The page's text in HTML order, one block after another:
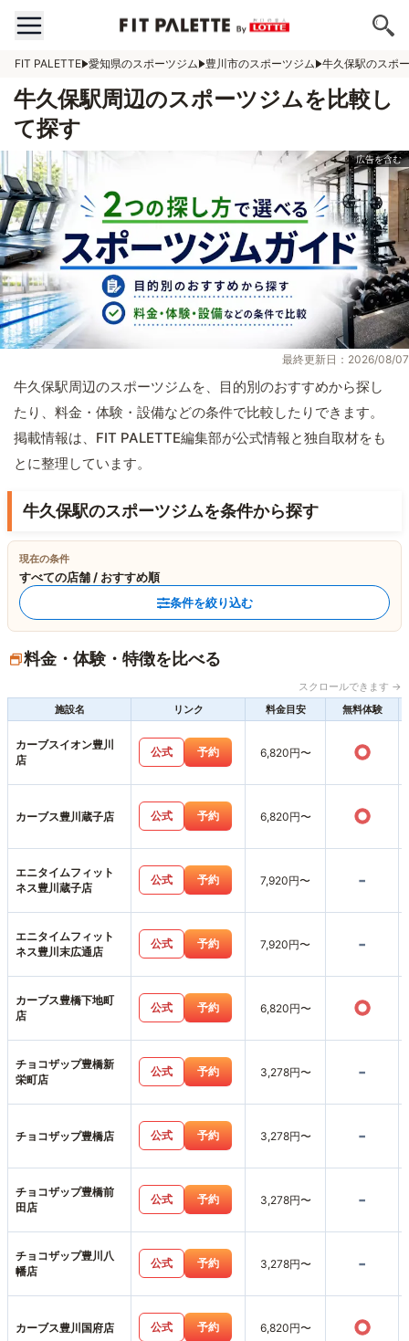
FIT PALETTE 愛知県のスポーツジム 豊川市のスポーツジム 牛久保駅のスポ
牛久保駅周辺のスポーツジムを比較し
て探す
最終更新日：2026/08/07
牛久保駅周辺のスポーツジムを、目的別のおすすめから探し
たり、料金・体験・設備などの条件で比較したりできます。
掲載情報は、FIT PALETTE編集部が公式情報と独自取材をも
とに整理しています。
牛久保駅のスポーツジムを条件から探す
現在の条件
すべての店舗 / おすすめ順
条件を絞り込む
料金・体験・特徴を比べる
スクロールできます →
施設名
リンク 料金目安 無料体験
カーブスイオン豊川
店
公式 予約 6,820円〜 ○
カーブス豊川蔵子店 公式 予約 6,820円〜 ○
エニタイムフィット
ネス豊川蔵子店
公式 予約 7,920円〜 -
エニタイムフィット
ネス豊川末広通店
公式 予約 7,920円〜 -
カーブス豊橋下地町
店
公式 予約 6,820円〜 ○
チョコザップ豊橋新
栄町店
公式 予約 3,278円〜 -
チョコザップ豊橋店 公式 予約 3,278円〜 -
チョコザップ豊橋前
田店
公式 予約 3,278円〜 -
チョコザップ豊川八
幡店
公式 予約 3,278円〜 -
カーブス豊川国府店 公式 予約 6,820円〜 ○